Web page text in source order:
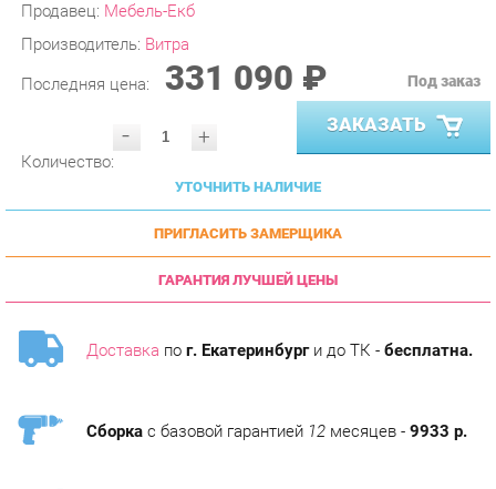
Производитель:Витра
Последняя цена: 331 090 ₽
- ЗАКАЗАТЬ
УТОЧНИТЬ НАЛИЧИЕ
ПРИГЛАСИТЬ ЗАМЕРЩИКА
ГАРАНТИЯ ЛУЧШЕЙ ЦЕНЫ
Доставкапог. Екатеринбурги до ТК -бесплатна.